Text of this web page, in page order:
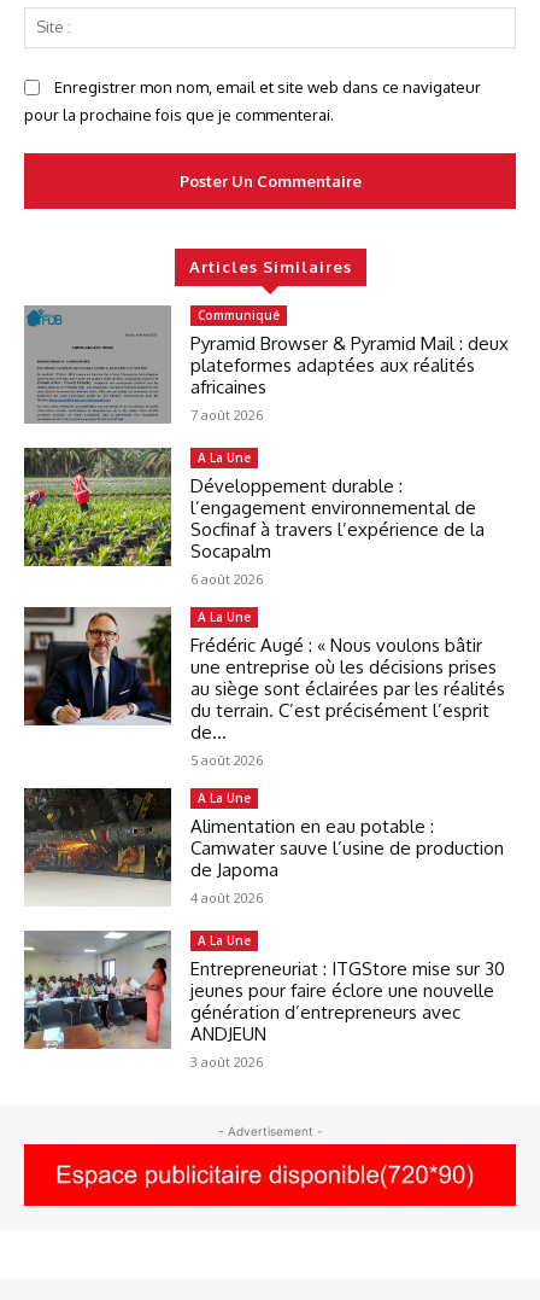
:
Enregistrer mon nom, email et site web dans ce navigateur
pour la prochaine fois que je commenterai.
Articles Similaires
Communiqué
Pyramid Browser & Pyramid Mail : deux
plateformes adaptées aux réalités
africaines
7 août 2026
A La Une
Développement durable :
l’engagement environnemental de
Socfinaf à travers l’expérience de la
Socapalm
6 août 2026
A La Une
Frédéric Augé : « Nous voulons bâtir
une entreprise où les décisions prises
au siège sont éclairées par les réalités
du terrain. C’est précisément l’esprit
de...
5 août 2026
A La Une
Alimentation en eau potable :
Camwater sauve l’usine de production
de Japoma
4 août 2026
A La Une
Entrepreneuriat : ITGStore mise sur 30
jeunes pour faire éclore une nouvelle
génération d’entrepreneurs avec
ANDJEUN
3 août 2026
- Advertisement -